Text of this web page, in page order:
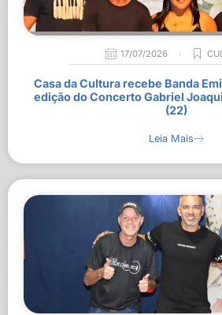
17/07/2026
Casa da Cultura recebe Banda
edição do Concerto Gabriel
(22)
Leia Mais